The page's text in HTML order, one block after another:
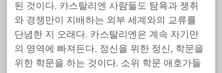
된 것이다. 카스탈리엔 사람들도 탐욕과 쟁취
와 경쟁만이 지배하는 외부 세계와의 교류를
단념한 지 오래다. 카스탈리엔은 계속 자기만
의 영역에 빠져든다. 정신을 위한 정신, 학문을
위한 학문을 하는 것이다. 소위 학문 애호가들